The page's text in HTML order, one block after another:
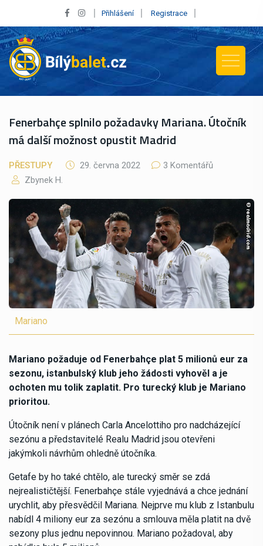
Přihlášení Registrace
Fenerbahçe splnilo požadavky Mariana. Útočník
má další možnost opustit Madrid
PŘESTUPY 29. června 2022
3 Komentářů
Zbynek H.
Mariano
Mariano požaduje od Fenerbahçe plat 5 milionů eur za
sezonu, istanbulský klub jeho žádosti vyhověl a je
ochoten mu tolik zaplatit. Pro turecký klub je Mariano
prioritou.
Útočník není v plánech Carla Ancelottiho pro nadcházející
sezónu a představitelé Realu Madrid jsou otevřeni
jakýmkoli návrhům ohledně útočníka.
Getafe by ho také chtělo, ale turecký směr se zdá
nejrealističtější. Fenerbahçe stále vyjednává a chce jednání
urychlit, aby přesvědčil Mariana. Nejprve mu klub z Istanbulu
nabídl 4 miliony eur za sezónu a smlouva měla platit na dvě
sezony plus jednu nepovinnou. Mariano požadoval, aby